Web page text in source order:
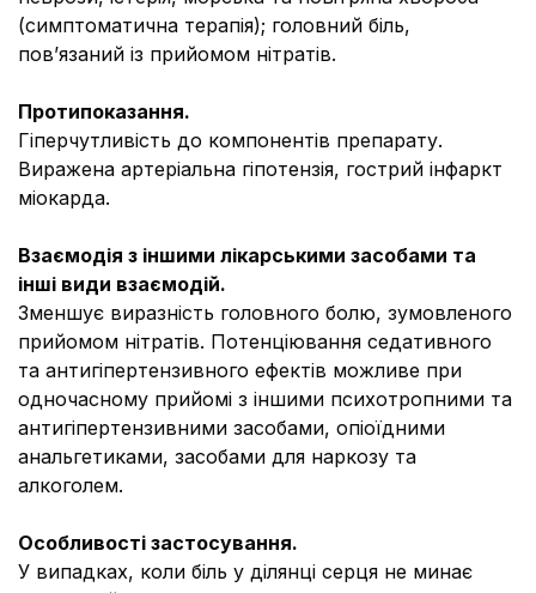
(симптоматична терапія); головний біль,
пов’язаний із прийомом нітратів.
Протипоказання.
Гіперчутливість до компонентів препарату.
Виражена артеріальна гіпотензія, гострий інфаркт
міокарда.
Взаємодія з іншими лікарськими засобами та
інші види взаємодій.
Зменшує виразність головного болю, зумовленого
прийомом нітратів. Потенціювання седативного
та антигіпертензивного ефектів можливе при
одночасному прийомі з іншими психотропними та
антигіпертензивними засобами, опіоїдними
анальгетиками, засобами для наркозу та
алкоголем.
Особливості застосування.
У випадках, коли біль у ділянці серця не минає